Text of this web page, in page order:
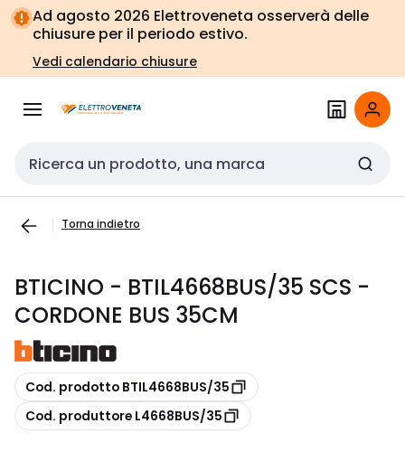
Vai alla
navigazione
Vai
alla
pagina
Ad agosto 2026 Elettroveneta osserverà delle
chiusure per il periodo estivo.
Vedi calendario chiusure
Cerca input
Torna indietro
BTICINO - BTIL4668BUS/35 SCS -
CORDONE BUS 35CM
copia
Cod. prodotto BTIL4668BUS/35
copia
Cod. produttore L4668BUS/35